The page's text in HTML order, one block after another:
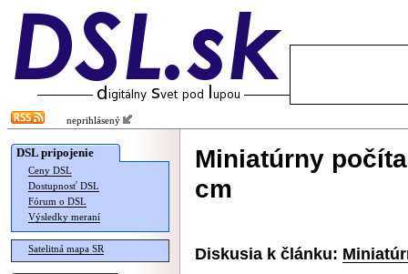
neprihlásený
DSL pripojenie
Ceny DSL
Dostupnosť DSL
Fórum o DSL
Výsledky meraní
Satelitná mapa SR
Miniatúrny
cm
Diskusia k článku: